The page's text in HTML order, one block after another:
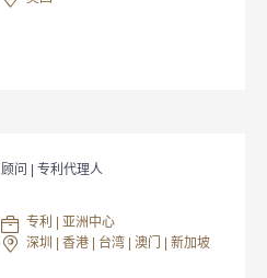
顾问 | 专利代理人
专利 | 亚洲中心
深圳 | 香港 | 台湾 | 澳门 | 新加坡